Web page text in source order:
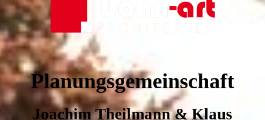
Planungsgemeinschaft
Joachim Theilmann & Klaus